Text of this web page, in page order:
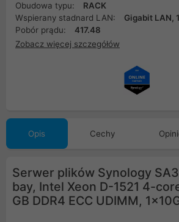
Obudowa typu:
RACK
Wspierany stadnard LAN:
Gigabit LAN,
Pobór prądu:
417.48
Zobacz więcej szczegółów
Opis Cechy
Serwer plików Synology
bay, Intel Xeon D-1521 4-
GB DDR4 ECC UDIMM,